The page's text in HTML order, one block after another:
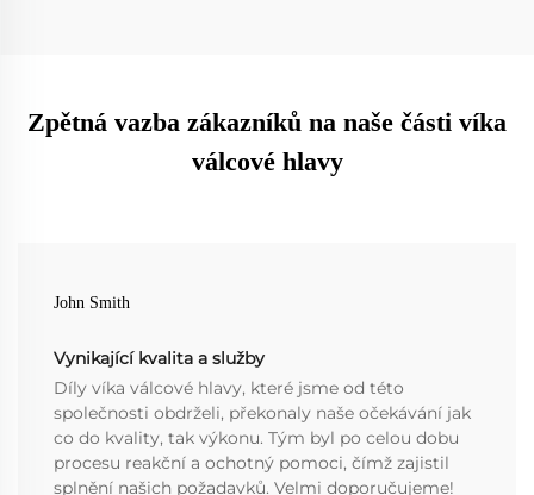
Zpětná vazba zákazníků na naše části víka
válcové hlavy
John Smith
Vynikající kvalita a služby
Díly víka válcové hlavy, které jsme od této
společnosti obdrželi, překonaly naše očekávání jak
co do kvality, tak výkonu. Tým byl po celou dobu
procesu reakční a ochotný pomoci, čímž zajistil
splnění našich požadavků. Velmi doporučujeme!